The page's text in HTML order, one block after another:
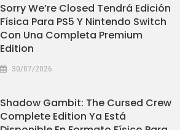
Sorry We’re Closed Tendrá Edición
Física Para PS5 Y Nintendo Switch
Con Una Completa Premium
Edition
30/07/2026
Shadow Gambit: The Cursed Crew
Complete Edition Ya Está